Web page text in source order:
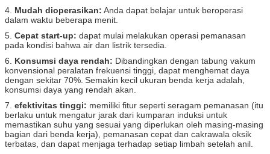
4. Mudah dioperasikan: Anda dapat belajar untuk beroperasi
dalam waktu beberapa menit.
5. Cepat start-up: dapat mulai melakukan operasi pemanasan
pada kondisi bahwa air dan listrik tersedia.
6. Konsumsi daya rendah: Dibandingkan dengan tabung vakum
konvensional peralatan frekuensi tinggi, dapat menghemat daya
dengan sekitar 70%. Semakin kecil ukuran benda kerja adalah,
konsumsi daya yang rendah akan.
7. efektivitas tinggi: memiliki fitur seperti seragam pemanasan (itu
berlaku untuk mengatur jarak dari kumparan induksi untuk
memastikan suhu yang sesuai yang diperlukan oleh masing-masing
bagian dari benda kerja), pemanasan cepat dan cakrawala oksik
terbatas, dan dapat menjaga terhadap setiap limbah setelah anil.